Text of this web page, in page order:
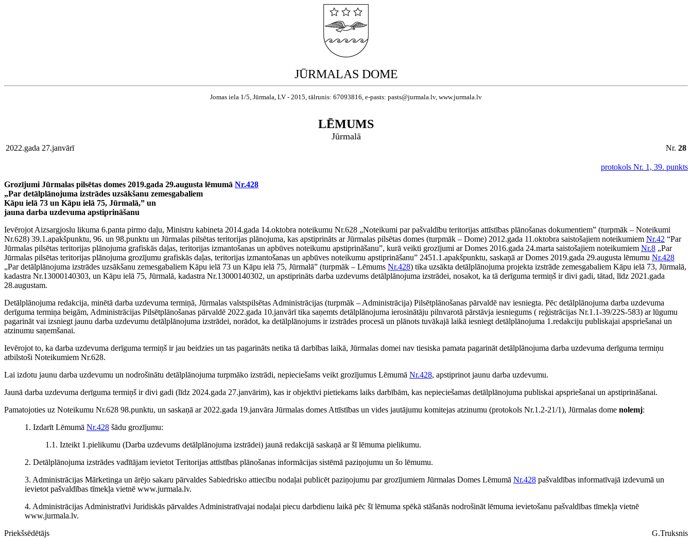
JŪRMALAS DOME
Jomas iela 1/5, Jūrmala, LV - 2015, tālrunis: 67093816, e-pasts: pasts@jurmala.lv, www.jurmala.lv
LĒMUMS
Jūrmalā
2022.gada 27.janvārī Nr. 28
protokols Nr. 1, 39. punkts
Grozījumi Jūrmalas pilsētas domes 2019.gada 29.augusta lēmumā Nr.428
„Par detālplānojuma izstrādes uzsākšanu zemesgabaliem
Kāpu ielā 73 un Kāpu ielā 75, Jūrmalā,” un
jauna darba uzdevuma apstiprināšanu
Ievērojot Aizsargjoslu likuma 6.panta pirmo daļu, Ministru kabineta 2014.gada 14.oktobra noteikumu Nr.628 „Noteikumi par pašvaldību teritorijas attīstības plānošanas dokumentiem” (turpmāk – Noteikumi
Nr.628) 39.1.apakšpunktu, 96. un 98.punktu un Jūrmalas pilsētas teritorijas plānojuma, kas apstiprināts ar Jūrmalas pilsētas domes (turpmāk – Dome) 2012.gada 11.oktobra saistošajiem noteikumiem Nr.42 “Par
Jūrmalas pilsētas teritorijas plānojuma grafiskās daļas, teritorijas izmantošanas un apbūves noteikumu apstiprināšanu”, kurā veikti grozījumi ar Domes 2016.gada 24.marta saistošajiem noteikumiem Nr.8 „Par
Jūrmalas pilsētas teritorijas plānojuma grozījumu grafiskās daļas, teritorijas izmantošanas un apbūves noteikumu apstiprināšanu” 2451.1.apakšpunktu, saskaņā ar Domes 2019.gada 29.augusta lēmumu Nr.428
„Par detālplānojuma izstrādes uzsākšanu zemesgabaliem Kāpu ielā 73 un Kāpu ielā 75, Jūrmalā” (turpmāk – Lēmums Nr.428) tika uzsākta detālplānojuma projekta izstrāde zemesgabaliem Kāpu ielā 73, Jūrmalā,
kadastra Nr.13000140303, un Kāpu ielā 75, Jūrmalā, kadastra Nr.13000140302, un apstiprināts darba uzdevums detālplānojuma izstrādei, nosakot, ka tā derīguma termiņš ir divi gadi, tātad, līdz 2021.gada
28.augustam.
Detālplānojuma redakcija, minētā darba uzdevuma termiņā, Jūrmalas valstspilsētas Administrācijas (turpmāk – Administrācija) Pilsētplānošanas pārvaldē nav iesniegta. Pēc detālplānojuma darba uzdevuma
derīguma termiņa beigām, Administrācijas Pilsētplānošanas pārvaldē 2022.gada 10.janvārī tika saņemts detālplānojuma ierosinātāju pilnvarotā pārstāvja iesniegums ( reģistrācijas Nr.1.1-39/22S-583) ar lūgumu
pagarināt vai izsniegt jaunu darba uzdevumu detālplānojuma izstrādei, norādot, ka detālplānojums ir izstrādes procesā un plānots tuvākajā laikā iesniegt detālplānojuma 1.redakciju publiskajai apspriešanai un
atzinumu saņemšanai.
Ievērojot to, ka darba uzdevuma derīguma termiņš ir jau beidzies un tas pagarināts netika tā darbības laikā, Jūrmalas domei nav tiesiska pamata pagarināt detālplānojuma darba uzdevuma derīguma termiņu
atbilstoši Noteikumiem Nr.628.
Lai izdotu jaunu darba uzdevumu un nodrošinātu detālplānojuma turpmāko izstrādi, nepieciešams veikt grozījumus Lēmumā Nr.428, apstiprinot jaunu darba uzdevumu.
Jaunā darba uzdevuma derīguma termiņš ir divi gadi (līdz 2024.gada 27.janvārim), kas ir objektīvi pietiekams laiks darbībām, kas nepieciešamas detālplānojuma publiskai apspriešanai un apstiprināšanai.
Pamatojoties uz Noteikumu Nr.628 98.punktu, un saskaņā ar 2022.gada 19.janvāra Jūrmalas domes Attīstības un vides jautājumu komitejas atzinumu (protokols Nr.1.2-21/1), Jūrmalas dome nolemj:
1. Izdarīt Lēmumā Nr.428 šādu grozījumu:
1.1. Izteikt 1.pielikumu (Darba uzdevums detālplānojuma izstrādei) jaunā redakcijā saskaņā ar šī lēmuma pielikumu.
2. Detālplānojuma izstrādes vadītājam ievietot Teritorijas attīstības plānošanas informācijas sistēmā paziņojumu un šo lēmumu.
3. Administrācijas Mārketinga un ārējo sakaru pārvaldes Sabiedrisko attiecību nodaļai publicēt paziņojumu par grozījumiem Jūrmalas Domes Lēmumā Nr.428 pašvaldības informatīvajā izdevumā un
ievietot pašvaldības tīmekļa vietnē www.jurmala.lv.
4. Administrācijas Administratīvi Juridiskās pārvaldes Administratīvajai nodaļai piecu darbdienu laikā pēc šī lēmuma spēkā stāšanās nodrošināt lēmuma ievietošanu pašvaldības tīmekļa vietnē
www.jurmala.lv.
Priekšsēdētājs
G.Truksnis